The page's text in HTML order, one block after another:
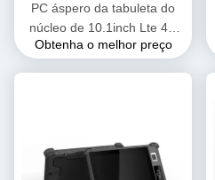
PC áspero da tabuleta do
núcleo de 10.1inch Lte 4G
Octa com a impressão digital
Obtenha o melhor preço